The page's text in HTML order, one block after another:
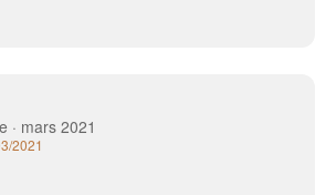
· mars 2021
2021